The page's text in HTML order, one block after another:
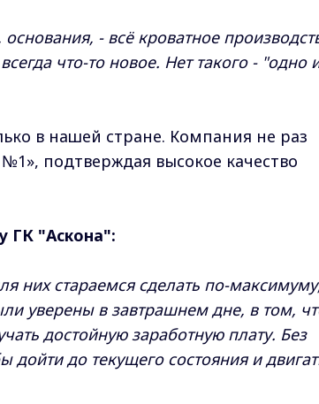
- всё кроватное
что-то новое. Нет такого - "одно
в нашей стране. Компания не раз
подтверждая высокое качество
ГК "Аскона":
них стараемся сделать по-
уверены в завтрашнем дне, в том,
достойную заработную плату. Без
до текущего состояния и